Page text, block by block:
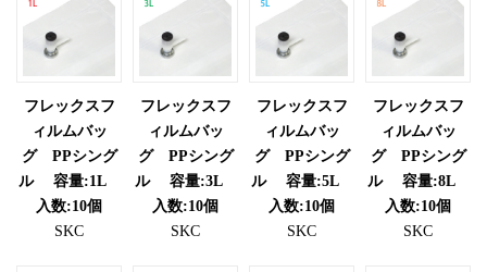
フレックスフ
ィルムバッ
グ PPシング
ル 容量:1L
入数:10個
SKC
フレックスフ
ィルムバッ
グ PPシング
ル 容量:3L
入数:10個
SKC
フレックスフ
ィルムバッ
グ PPシング
ル 容量:5L
入数:10個
SKC
フレックスフ
ィルムバッ
グ PPシング
ル 容量:8L
入数:10個
SKC